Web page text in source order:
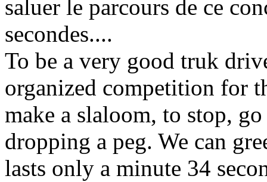
saluer le parcours de ce
secondes....
To be a very good truk
organized competition for
make a slaloom, to stop,
dropping a peg. We can
lasts only a minute 34